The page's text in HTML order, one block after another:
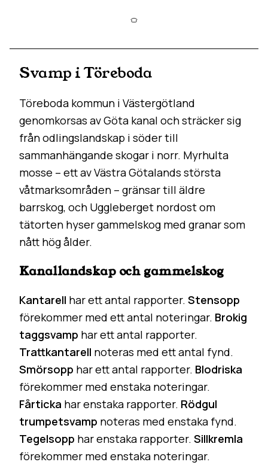
Svamp i Töreboda
Töreboda kommun i Västergötland
genomkorsas av Göta kanal och sträcker sig
från odlingslandskap i söder till
sammanhängande skogar i norr. Myrhulta
mosse – ett av Västra Götalands största
våtmarksområden – gränsar till äldre
barrskog, och Uggleberget nordost om
tätorten hyser gammelskog med granar som
nått hög ålder.
Kanallandskap och gammelskog
Kantarell har ett antal rapporter. Stensopp
förekommer med ett antal noteringar. Brokig
taggsvamp har ett antal rapporter.
Trattkantarell noteras med ett antal fynd.
Smörsopp har ett antal rapporter. Blodriska
förekommer med enstaka noteringar.
Fårticka har enstaka rapporter. Rödgul
trumpetsvamp noteras med enstaka fynd.
Tegelsopp har enstaka rapporter. Sillkremla
förekommer med enstaka noteringar.